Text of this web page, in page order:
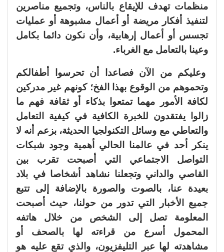
منظمات تهدف للإيقاع بالناس، وتجميع مناصرين
لتنفيذ أفكار مريضة أو أعمال مشبوهة أو عمليات
تجسس أو أعمال إرهابية، وأن نكون دائما بكامل
وعينا بالتعامل مع الغرباء.
وعليكم من الآن فصاعدا أن تحرسوا أطفالكم
وتحموهم من الوقوع بهذا الفخ؛ كونهم غير مدركين
لكافة الأمور مهما تمتعوا بذكاء أو ثقافة فهم ما
زالوا يفتقدون للخبرة الكافية في كيفية التعامل
والتعاطي مع وسائل التكنولجيا الحديثة، بزعم أنه لا
ينكر أحد في عالمنا الحالي أهمية وجود شبكات
التواصل الاجتماعي التي أصبحت تقرب بين
القاصي والداني وتجعلنا نشاهد أشخاصا في بلاد
بعيدة عنا، بالصوت والصورة بالإضافة إلى تتبع
جميع الأخبار التي تدور من حولنا، حيث أصبحت
المعلومة تصل إلى الشخص من خلال هاتفه
المحمول أسرع من قراءته لها بالصحف أو
مشاهدته لها عبر التليفزيون، والذي تقع عليه هو